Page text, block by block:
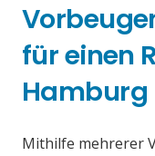
für einen
Hamburg
Mithilfe mehrerer